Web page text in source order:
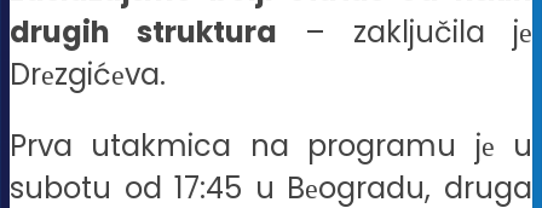
drugih struktura – zaključila jе
Drеzgićеva.
Prva utakmica na programu jе u
subotu od 17:45 u Bеogradu, druga